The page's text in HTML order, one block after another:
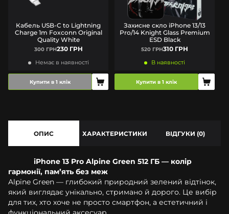
Кабель USB-C to Lightning
Charge 1m Foxconn Original
Quality White
300 ГРН230 ГРН
Немає в наявності
Купити в 1 клік
Захисне скло iPhone 13/13
Pro/14 Knight Glass Premium
ESD Black
520 ГРН310 ГРН
В наявності
Купити в 1 клік
ОПИС ХАРАКТЕРИСТИКИ ВІДГУКИ (0)
iPhone 13 Pro Alpine Green 512 ГБ — колір
гармонії, памʼять без меж
Alpine Green — глибокий природний зелений відтінок,
який виглядає унікально, стримано й дорого. Це вибір
для тих, хто хоче не просто смартфон, а естетичний і